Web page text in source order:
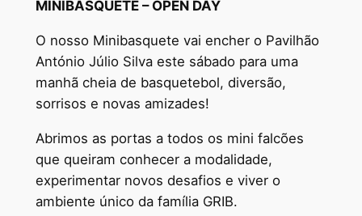
MINIBASQUETE – OPEN DAY
O nosso Minibasquete vai encher o Pavilhão
António Júlio Silva este sábado para uma
manhã cheia de basquetebol, diversão,
sorrisos e novas amizades!
Abrimos as portas a todos os mini falcões
que queiram conhecer a modalidade,
experimentar novos desafios e viver o
ambiente único da família GRIB.